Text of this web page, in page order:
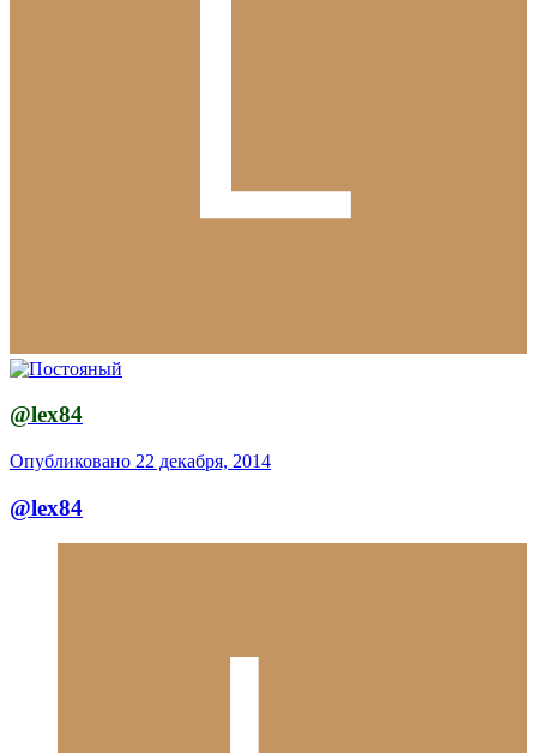
@lex84
Опубликовано 22 декабря, 2014
@lex84